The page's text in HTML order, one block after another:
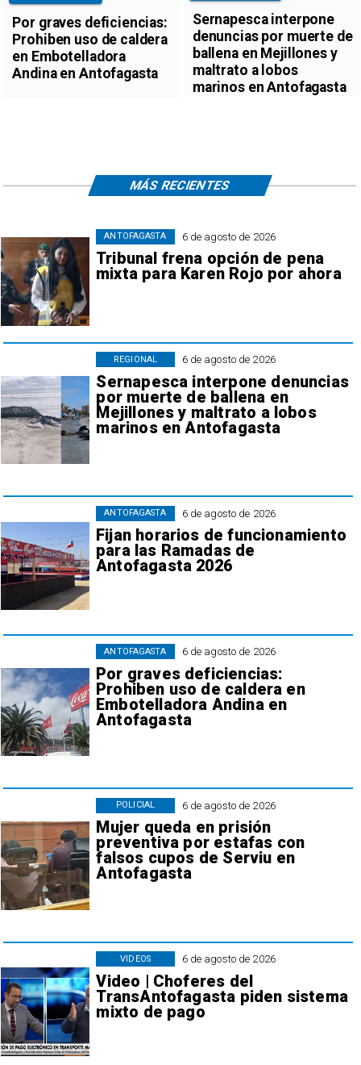
Por graves deficiencias:
Prohiben uso de caldera
en Embotelladora
Andina en Antofagasta
Sernapesca interpone
denuncias por muerte de
ballena en Mejillones y
maltrato a lobos
marinos en Antofagasta
6 de agosto de 2026
Tribunal frena opción de pena
mixta para Karen Rojo por ahora
ANTOFAGASTA
6 de agosto de 2026
Sernapesca interpone denuncias
por muerte de ballena en
Mejillones y maltrato a lobos
marinos en Antofagasta
REGIONAL
6 de agosto de 2026
Fijan horarios de funcionamiento
para las Ramadas de
Antofagasta 2026
ANTOFAGASTA
6 de agosto de 2026
Por graves deficiencias:
Prohiben uso de caldera en
Embotelladora Andina en
Antofagasta
ANTOFAGASTA
6 de agosto de 2026
Mujer queda en prisión
preventiva por estafas con
falsos cupos de Serviu en
Antofagasta
POLICIAL
6 de agosto de 2026
Video | Choferes del
TransAntofagasta piden sistema
mixto de pago
VIDEOS
MÁS RECIENTES